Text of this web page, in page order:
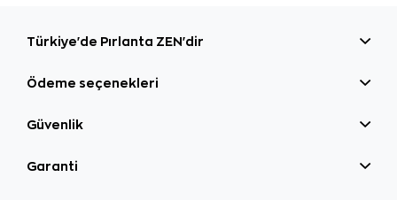
Türkiye'de Pırlanta ZEN'dir
Ödeme seçenekleri
Güvenlik
Garanti